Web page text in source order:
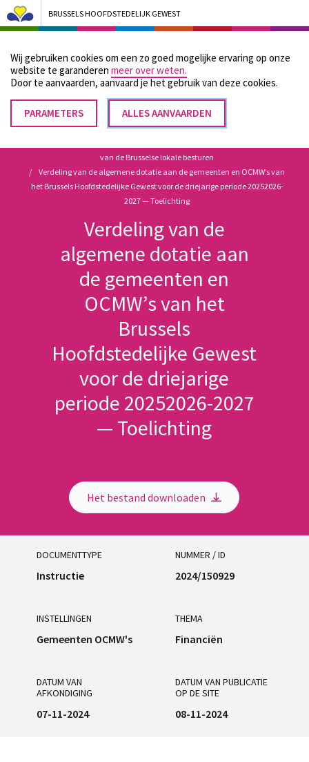
Wij gebruiken cookies om een zo goed mogelijke ervaring op onze
website te garanderen meer over weten.
Door te aanvaarden, aanvaard je het gebruik van deze cookies.
PARAMETERS ALLES AANVAARDEN
TOESTEMMING
INTREKKEN
BRUSSELS HOOFDSTEDELIJK GEWEST
Bruxelles Pouvoirs Locaux - Aller à la page d'accueil
Menu
Kruimelpad
Home
van de Brusselse lokale besturen
Verdeling van de algemene dotatie aan de gemeenten en OCMW’s van
het Brussels Hoofdstedelijke Gewest voor de driejarige periode 20252026-
2027 — Toelichting
Verdeling van de
algemene dotatie aan
de gemeenten en
OCMW’s van het
Brussels
Hoofdstedelijke Gewest
voor de driejarige
periode 20252026-2027
— Toelichting
Het bestand downloaden
DOCUMENTTYPE
Instructie
NUMMER / ID
2024/150929
INSTELLINGEN
Gemeenten OCMW's
THEMA
Financiën
DATUM VAN
AFKONDIGING
07-11-2024
DATUM VAN PUBLICATIE
OP DE SITE
08-11-2024